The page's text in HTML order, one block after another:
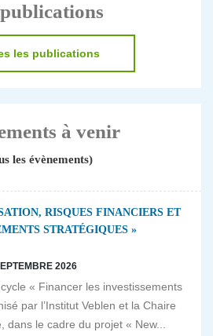
les publications
à venir
les évènements)
RISQUES FINANCIERS ET
STRATÉGIQUES »
2026
« Financer les investissements
par l’Institut Veblen et la Chaire
dans le cadre du projet « New...